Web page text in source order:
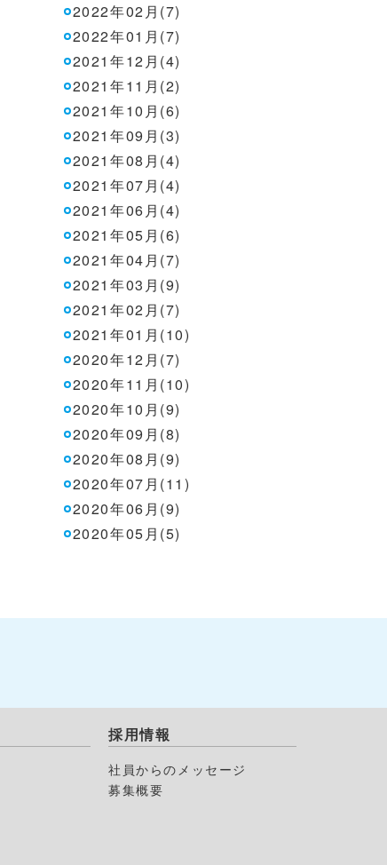
2022年02月(7)
2022年01月(7)
2021年12月(4)
2021年11月(2)
2021年10月(6)
2021年09月(3)
2021年08月(4)
2021年07月(4)
2021年06月(4)
2021年05月(6)
2021年04月(7)
2021年03月(9)
2021年02月(7)
2021年01月(10)
2020年12月(7)
2020年11月(10)
2020年10月(9)
2020年09月(8)
2020年08月(9)
2020年07月(11)
2020年06月(9)
2020年05月(5)
採用情報
社員からのメッセージ
募集概要